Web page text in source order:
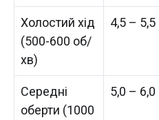
Холостий хід
(500-600 об/
хв)
4,5 – 5,5
Середні
оберти (1000
5,0 – 6,0